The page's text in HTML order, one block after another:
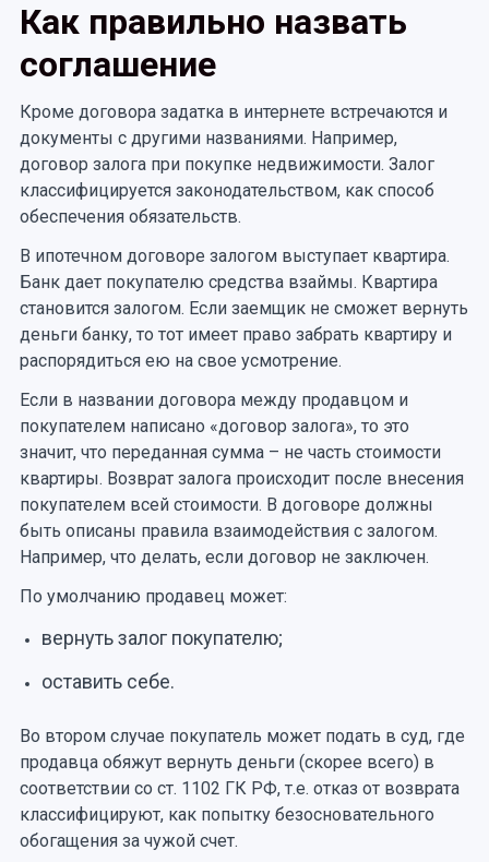
Как правильно назвать
соглашение
Кроме договора задатка в интернете встречаются и
документы с другими названиями. Например,
договор залога при покупке недвижимости. Залог
классифицируется законодательством, как способ
обеспечения обязательств.
В ипотечном договоре залогом выступает квартира.
Банк дает покупателю средства взаймы. Квартира
становится залогом. Если заемщик не сможет вернуть
деньги банку, то тот имеет право забрать квартиру и
распорядиться ею на свое усмотрение.
Если в названии договора между продавцом и
покупателем написано «договор залога», то это
значит, что переданная сумма – не часть стоимости
квартиры. Возврат залога происходит после внесения
покупателем всей стоимости. В договоре должны
быть описаны правила взаимодействия с залогом.
Например, что делать, если договор не заключен.
По умолчанию продавец может:
вернуть залог покупателю;
оставить себе.
Во втором случае покупатель может подать в суд, где
продавца обяжут вернуть деньги (скорее всего) в
соответствии со ст. 1102 ГК РФ, т.е. отказ от возврата
классифицируют, как попытку безосновательного
обогащения за чужой счет.